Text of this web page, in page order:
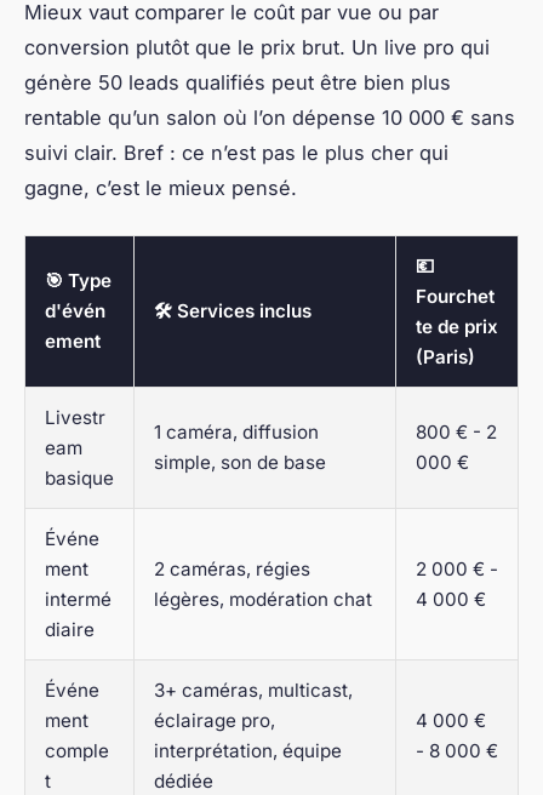
Mieux vaut comparer le coût par vue ou par
conversion plutôt que le prix brut. Un live pro qui
génère 50 leads qualifiés peut être bien plus
rentable qu’un salon où l’on dépense 10 000 € sans
suivi clair. Bref : ce n’est pas le plus cher qui
gagne, c’est le mieux pensé.
🎯 Type
d'évén
ement
🛠️ Services inclus
💶
Fourchet
te de prix
(Paris)
Livestr
eam
basique
1 caméra, diffusion
simple, son de base
800 € - 2
000 €
Événe
ment
intermé
diaire
2 caméras, régies
légères, modération chat
2 000 € -
4 000 €
Événe
ment
comple
t
3+ caméras, multicast,
éclairage pro,
interprétation, équipe
dédiée
4 000 €
- 8 000 €